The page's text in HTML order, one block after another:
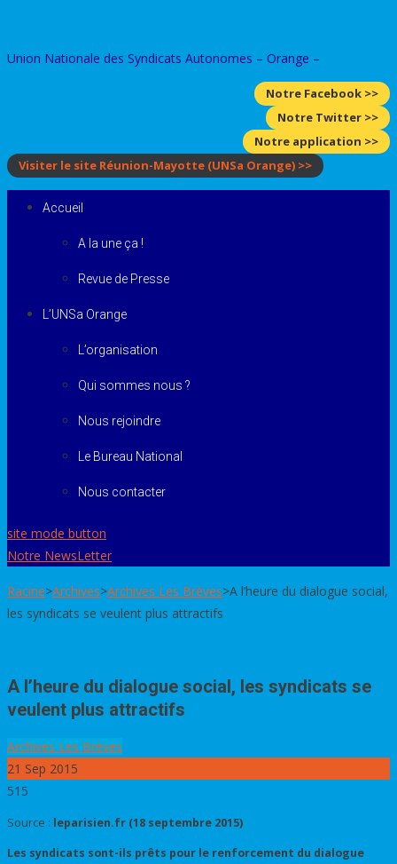
content
Union Nationale des Syndicats Autonomes – Orange –
Notre Facebook >>
Notre Twitter >>
Notre application >>
Visiter le site Réunion-Mayotte (UNSa Orange) >>
Accueil
A la une ça !
Revue de Presse
L’UNSa Orange
L’organisation
Qui sommes nous ?
Nous rejoindre
Le Bureau National
Nous contacter
site mode button
Notre NewsLetter
Racine>Archives>Archives Les Brèves>A l’heure du dialogue social,
les syndicats se veulent plus attractifs
A l’heure du dialogue social, les syndicats se
veulent plus attractifs
Archives Les Brèves
21 Sep 2015
515
Source : leparisien.fr (18 septembre 2015)
Les syndicats sont-ils prêts pour le renforcement du dialogue